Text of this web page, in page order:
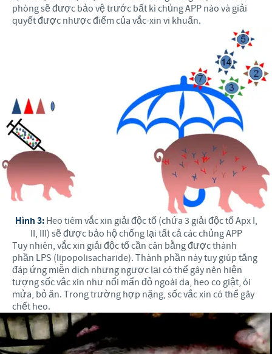
phòng sẽ được bảo vệ trước bất kì chủng APP nào và giải
quyết được nhược điểm của vắc-xin vi khuẩn.
Hình 3:Heo tiêm vắc xin giải độc tố (chứa 3 giải độc tố Apx I,
II, III) sẽ được bảo hộ chống lại tất cả các chủng APP
Tuy nhiên, vắc xin giải độc tố cần cân bằng được thành
phần LPS (lipopolisacharide). Thành phần này tuy giúp tăng
đáp ứng miễn dịch nhưng ngược lại có thể gây nên hiện
tượng sốc vắc xin như nổi mẩn đỏ ngoài da, heo co giật, ói
mửa, bỏ ăn. Trong trường hợp nặng, sốc vắc xin có thể gây
chết heo.